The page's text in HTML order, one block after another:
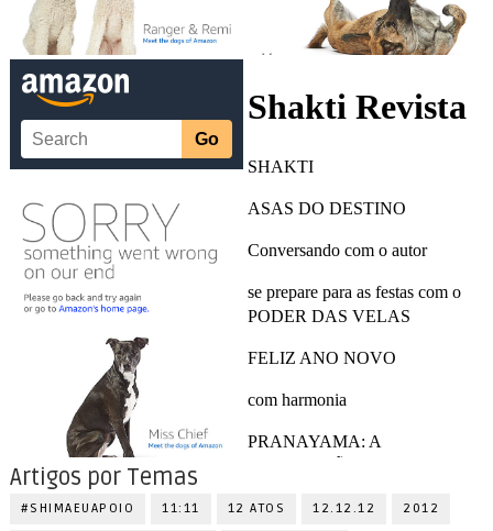
Artigos por Temas
#SHIMAEUAPOIO 11:11 12 ATOS 12.12.12 2012